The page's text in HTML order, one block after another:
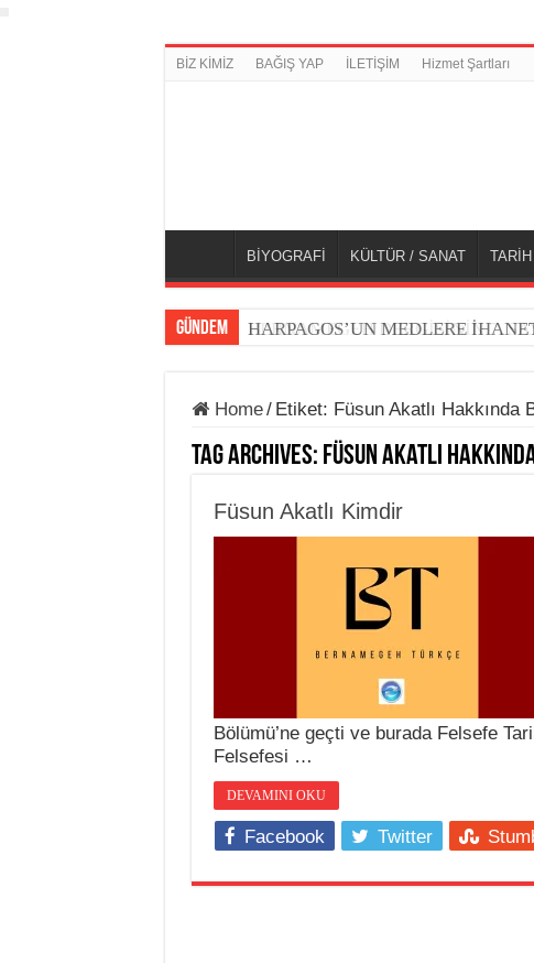
BİZ KİMİZ BAĞIŞ YAP İLETİŞİM Hizmet Şartları
BİYOGRAFİ KÜLTÜR / SANAT TARİH
GÜNDEM BERNAMEGEH DERGİSİNİN 7.
HARPAGOS’UN MEDLERE
Home/ Etiket: Füsun Akatlı Hakkında
Tag Archives: Füsun Akatlı
Füsun Akatlı Kimdir
Bölümü’ne geçti ve burada Felsefe
Felsefesi …
DEVAMINI OKU
Facebook Twitter